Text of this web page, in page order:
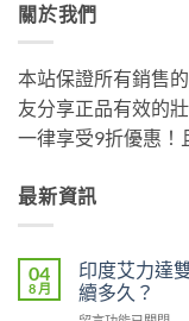
關於我們
本站保證所有銷售
友分享正品有效的
一律享受9折優惠！
最新資訊
04
8 月
印度艾力達
續多久？